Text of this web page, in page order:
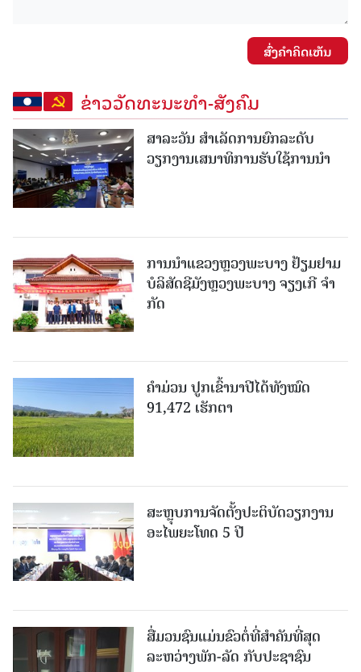
ສົ່ງຄໍາຄິດເຫັນ
ຂ່າວວັດທະນະທຳ-ສັງຄົມ
ສາລະວັນ ສໍາເລັດການຍົກລະດັບ
ວຽກງານເສນາທິການຮັບໃຊ້ການນໍາ
ການນຳແຂວງຫຼວງພະບາງ ຢ້ຽມ​ຢາມ
ບໍ​ລິ​ສັດຊີມັງຫຼວງພະບາງ ຈຽງເກີ ຈໍາ
ກັດ
ຄໍາມ່ວນ ປູກເຂົ້ານາປີໄດ້ທັງໝົດ
91,472 ເຮັກຕາ
ສະຫຼຸບການຈັດຕັ້ງປະຕິບັດວຽກງານ
ອະໄພຍະໂທດ 5 ປີ
ສື່ມວນຊົນແມ່ນຂົວຕໍ່ທີ່ສໍາຄັນທີ່ສຸດ
ລະຫວ່າງພັກ-ລັດ ກັບປະຊາຊົນ